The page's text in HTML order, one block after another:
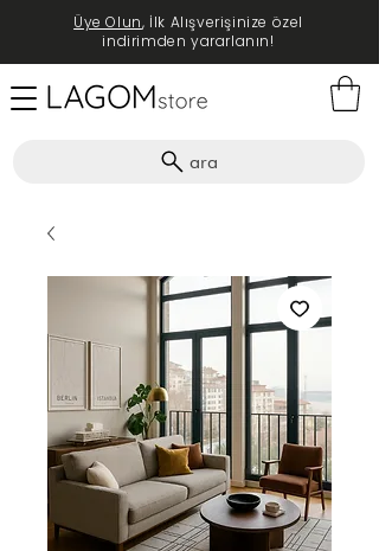
ara
Üye Olun, İlk Alışverişinize özel
indirimden yararlanın!